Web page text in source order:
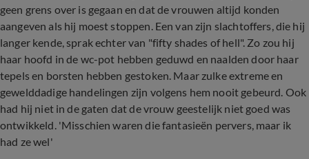
geen grens over is gegaan en dat de vrouwen altijd konden
aangeven als hij moest stoppen. Een van zijn slachtoffers, die hij
langer kende, sprak echter van "fifty shades of hell". Zo zou hij
haar hoofd in de wc-pot hebben geduwd en naalden door haar
tepels en borsten hebben gestoken. Maar zulke extreme en
gewelddadige handelingen zijn volgens hem nooit gebeurd. Ook
had hij niet in de gaten dat de vrouw geestelijk niet goed was
ontwikkeld. 'Misschien waren die fantasieën pervers, maar ik
had ze wel'